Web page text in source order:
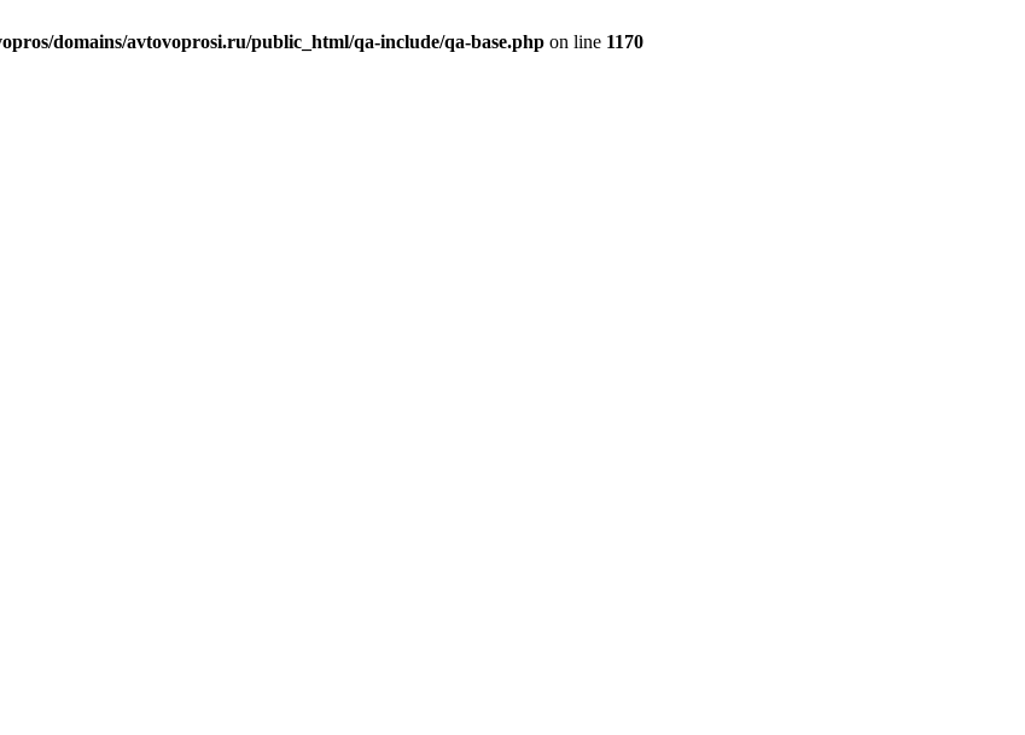
domains/avtovoprosi.ru/public_html/qa-include/qa-base.php on line 1170